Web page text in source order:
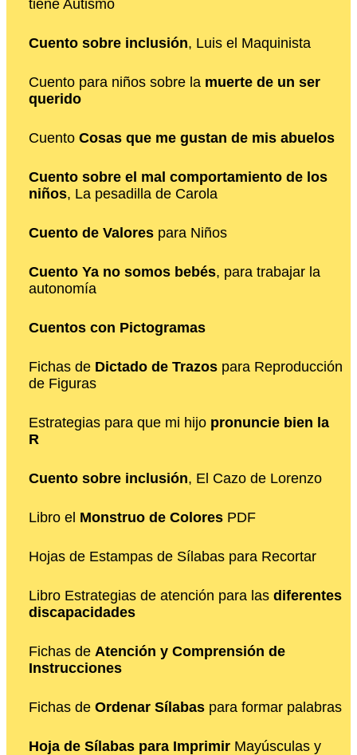
tiene Autismo
Cuento sobre inclusión, Luis el Maquinista
Cuento para niños sobre la muerte de un ser
querido
Cuento Cosas que me gustan de mis abuelos
Cuento sobre el mal comportamiento de los
niños, La pesadilla de Carola
Cuento de Valores para Niños
Cuento Ya no somos bebés, para trabajar la
autonomía
Cuentos con Pictogramas
Fichas de Dictado de Trazos para Reproducción
de Figuras
Estrategias para que mi hijo pronuncie bien la
R
Cuento sobre inclusión, El Cazo de Lorenzo
Libro el Monstruo de Colores PDF
Hojas de Estampas de Sílabas para Recortar
Libro Estrategias de atención para las diferentes
discapacidades
Fichas de Atención y Comprensión de
Instrucciones
Fichas de Ordenar Sílabas para formar palabras
Hoja de Sílabas para Imprimir Mayúsculas y